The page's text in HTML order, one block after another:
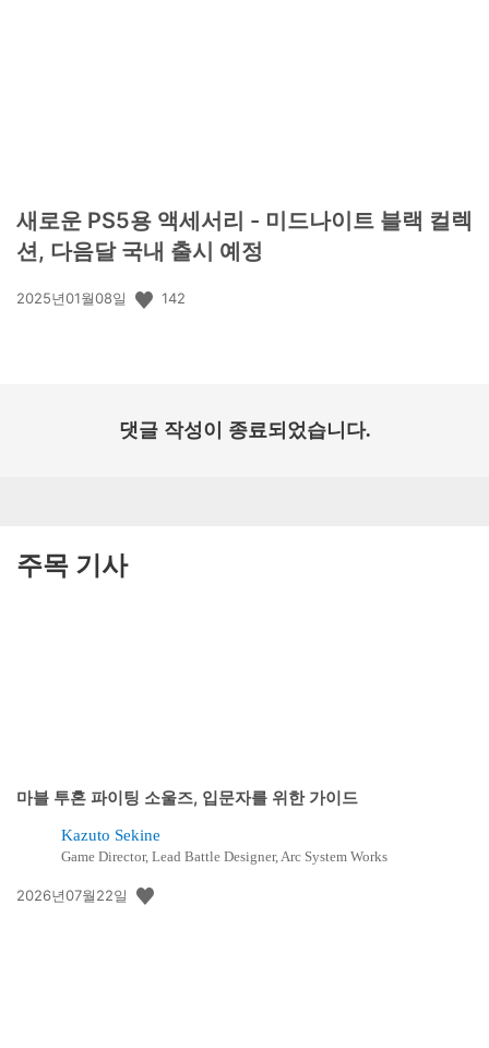
새로운 PS5용 액세서리 - 미드나이트 블랙 컬렉
션, 다음달 국내 출시 예정
공
2025년01월08일 142
댓글 작성이 종료되었습니다.
주목 기사
마블 투혼 파이팅 소울즈, 입문자를 위한 가이드
Kazuto Sekine
Game Director, Lead Battle Designer, Arc System Works
공
2026년07월22일